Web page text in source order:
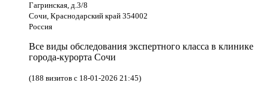
Гагринская, д.3/8
Сочи, Краснодарский край 354002
Россия
Все виды обследования экспертного класса в клинике
города-курорта Сочи
(188 визитов с 18-01-2026 21:45)